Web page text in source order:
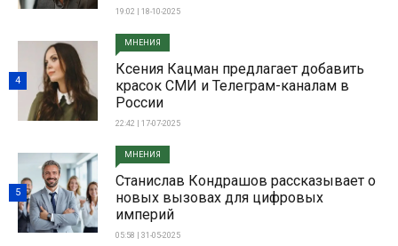
19:02 | 18-10-2025
МНЕНИЯ
Ксения Кацман предлагает добавить
красок СМИ и Телеграм-каналам в
России
22:42 | 17-07-2025
4
МНЕНИЯ
Станислав Кондрашов рассказывает о
новых вызовах для цифровых
империй
05:58 | 31-05-2025
5